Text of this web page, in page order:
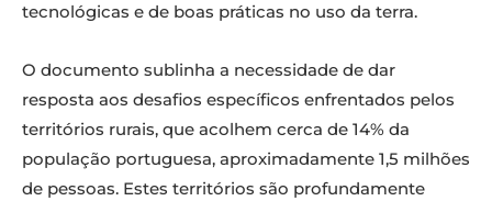
tecnológicas e de boas práticas no uso da terra.
O documento sublinha a necessidade de dar
resposta aos desafios específicos enfrentados pelos
territórios rurais, que acolhem cerca de 14% da
população portuguesa, aproximadamente 1,5 milhões
de pessoas. Estes territórios são profundamente